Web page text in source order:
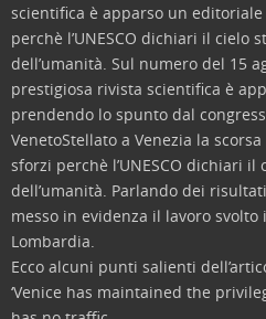
scientifica è apparso un
perchè l’UNESCO dichiari il cielo
dell’umanità. Sul numero del 15
prestigiosa rivista scientifica è
prendendo lo spunto dal
VenetoStellato a Venezia la
sforzi perchè l’UNESCO dichiari
dell’umanità. Parlando dei
messo in evidenza il lavoro
Lombardia.
Ecco alcuni punti salienti
‘Venice has maintained the